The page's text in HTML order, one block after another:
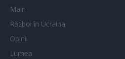
Main
Război în Ucraina
Opinii
Lumea